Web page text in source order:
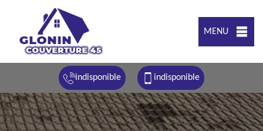
MENU
indisponible indisponible